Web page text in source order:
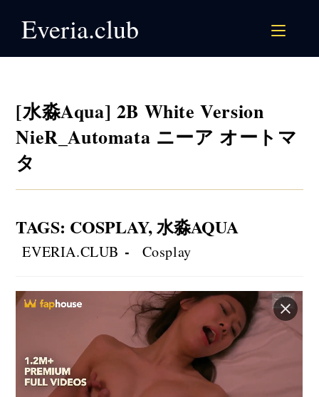
Everia.club
[水淼Aqua] 2B White Version
NieR_Automata ニーア オートマ
タ
TAGS: COSPLAY,水淼AQUA
Post
author:
EVERIA.CLUB
Post
category:
Cosplay